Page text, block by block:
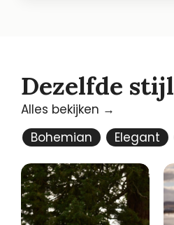
Dezelfde stijl
Alles bekijken →
Bohemian
Elegant